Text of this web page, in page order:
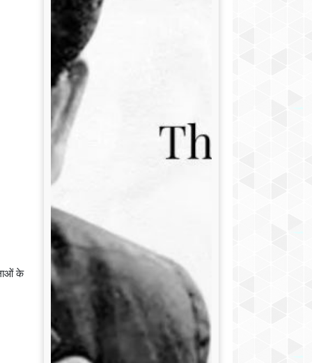
के